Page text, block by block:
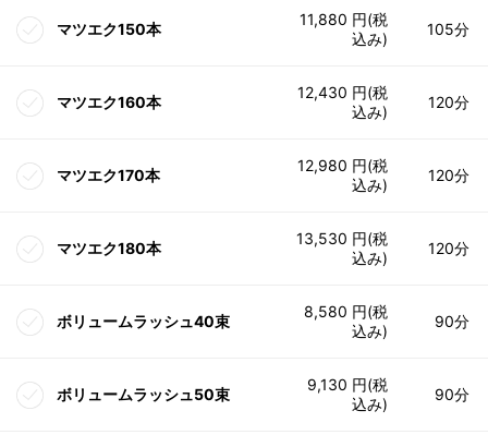
マツエク150本
11,880 円(税
込み)
105分
マツエク160本
12,430 円(税
込み)
120分
マツエク170本
12,980 円(税
込み)
120分
マツエク180本
13,530 円(税
込み)
120分
ボリュームラッシュ40束
8,580 円(税
込み)
90分
ボリュームラッシュ50束
9,130 円(税
込み)
90分